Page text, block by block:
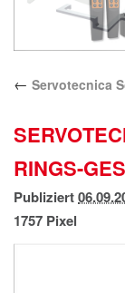
KARRIERE
PRODUKTE
KONTAKT
ANFAHRT
IMPRESSUM
DATENSCHUTZ
← Servotecnica
RINGS-
Publiziert
1757 Pixel